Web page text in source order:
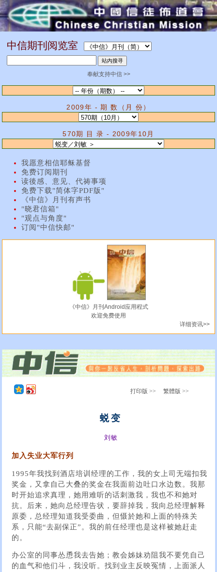
中信期刊阅览室
奉献支持中信 >>
2009年 - 期 数（月 份）
570期 目 录 - 2009年10月
我愿意相信耶稣基督
免费订阅期刊
读後感、意见、代祷事项
免费下载"简体字PDF版"
《中信》月刊有声书
"晓君信箱"
"观点与角度"
订阅"中信快邮"
《中信》月刊Android应用程式
欢迎免费使用
详细资讯>>
打印版 >> 繁體版 >>
蜕变
刘敏
加入失业大军行列
1995年我找到酒店培训经理的工作，我的女上司无端扣我
奖金，又拿自己大叠的奖金在我面前边吐口水边数。我那
时开始追求真理，她用难听的话刺激我，我也不和她对
抗。后来，她向总经理告状，要辞掉我，我向总经理解释
原委，总经理知道我受委曲，但慑於她和上面的特殊关
系，只能“去副保正”。我的前任经理也是这样被她赶走
的。
办公室的同事怂恿我去告她；教会姊妹劝阻我不要凭自己
的血气和他们斗，我没听。找到业主反映冤情，上面派人